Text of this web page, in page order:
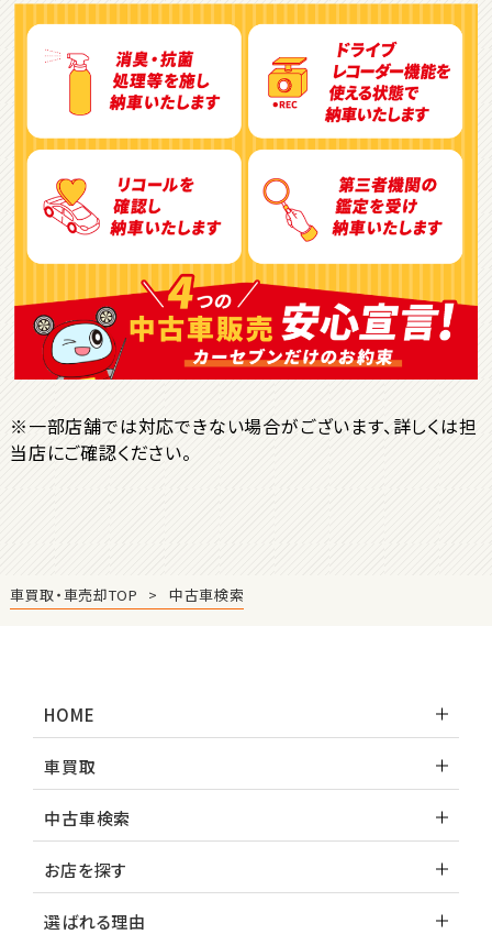
トヨタ
アルファード
位
トヨタ
ヴォクシー
ＳＵＶ・クロカン
1 位
トヨタ
ヤリスクロス
※一部店舗では対応できない場合がございます、詳しくは担
当店にご確認ください。
車買取・車売却TOP 中古車検索
HOME
車買取
中古車検索
お店を探す
選ばれる理由